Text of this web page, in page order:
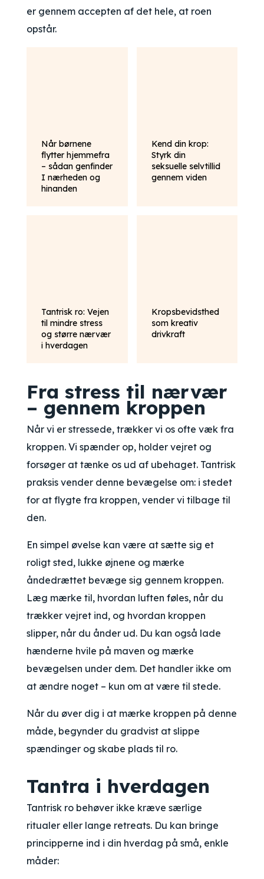
er gennem accepten af det hele, at roen
opstår.
Når børnene
flytter hjemmefra
– sådan genfinder
I nærheden og
hinanden
Kend din krop:
Styrk din
seksuelle selvtillid
gennem viden
Tantrisk ro: Vejen
til mindre stress
og større nærvær
i hverdagen
Kropsbevidsthed
som kreativ
drivkraft
Fra stress til nærvær
– gennem kroppen
Når vi er stressede, trækker vi os ofte væk fra
kroppen. Vi spænder op, holder vejret og
forsøger at tænke os ud af ubehaget. Tantrisk
praksis vender denne bevægelse om: i stedet
for at flygte fra kroppen, vender vi tilbage til
den.
En simpel øvelse kan være at sætte sig et
roligt sted, lukke øjnene og mærke
åndedrættet bevæge sig gennem kroppen.
Læg mærke til, hvordan luften føles, når du
trækker vejret ind, og hvordan kroppen
slipper, når du ånder ud. Du kan også lade
hænderne hvile på maven og mærke
bevægelsen under dem. Det handler ikke om
at ændre noget – kun om at være til stede.
Når du øver dig i at mærke kroppen på denne
måde, begynder du gradvist at slippe
spændinger og skabe plads til ro.
Tantra i hverdagen
Tantrisk ro behøver ikke kræve særlige
ritualer eller lange retreats. Du kan bringe
principperne ind i din hverdag på små, enkle
måder: